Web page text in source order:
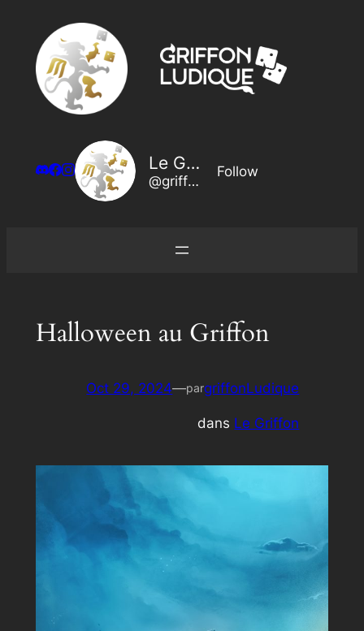
contenu
Le Griffon Ludique
@griffon@legriffonludique.fr
Follow
Halloween au Griffon
Oct 29, 2024—pargriffonLudique
dans Le Griffon